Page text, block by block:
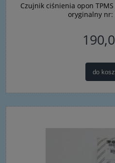
Czujnik ciśnienia opon
oryginalny nr:
do